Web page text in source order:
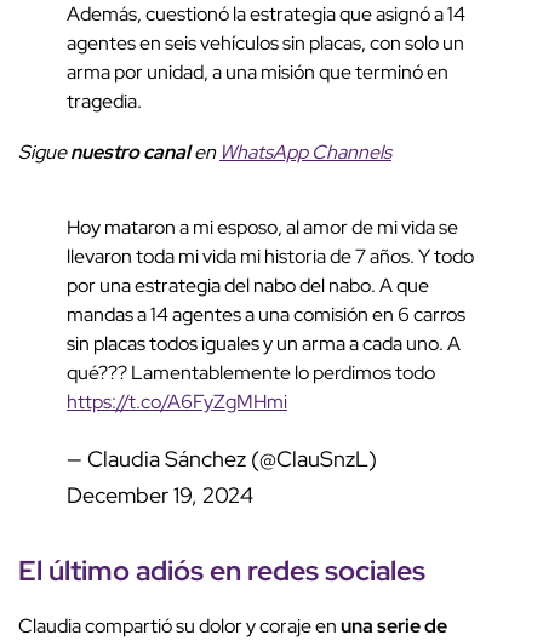
Además, cuestionó la estrategia que asignó a 14
agentes en seis vehículos sin placas, con solo un
arma por unidad, a una misión que terminó en
tragedia.
Siguenuestro canalen WhatsApp Channels
Hoy mataron a mi esposo, al amor de mi vida se
llevaron toda mi vida mi historia de 7 años. Y todo
por una estrategia del nabo del nabo. A que
mandas a 14 agentes a una comisión en 6 carros
sin placas todos iguales y un arma a cada uno. A
qué??? Lamentablemente lo perdimos todo
https://t.co/A6FyZgMHmi
— Claudia Sánchez (@ClauSnzL)
December 19, 2024
El último adiós en redes sociales
Claudia compartió su dolor y coraje enuna serie de